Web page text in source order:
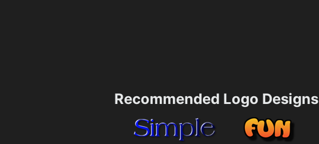
Recommended Logo Designs